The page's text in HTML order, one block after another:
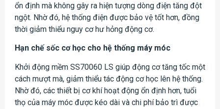
ổn định mà không gây ra hiện tượng dòng điện tăng đột
ngột. Nhờ đó, hệ thống điện được bảo vệ tốt hơn, đồng
thời giảm thiểu nguy cơ hư hỏng động cơ.
Hạn chế sốc cơ học cho hệ thống máy móc
Khởi động mềm SS70060 LS giúp động cơ tăng tốc một
cách mượt mà, giảm thiểu tác động cơ học lên hệ thống.
Nhờ đó, các thiết bị cơ khí hoạt động ổn định hơn, tuổi
thọ của máy móc được kéo dài và chi phí bảo trì được